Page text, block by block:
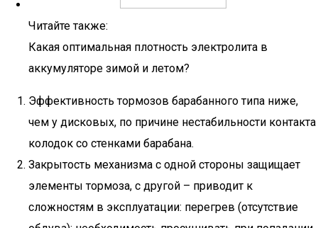
Читайте также:
Какая оптимальная плотность электролита в
аккумуляторе зимой и летом?
Эффективность тормозов барабанного типа ниже,
чем у дисковых, по причине нестабильности контакта
колодок со стенками барабана.
Закрытость механизма с одной стороны защищает
элементы тормоза, с другой – приводит к
сложностям в эксплуатации: перегрев (отсутствие